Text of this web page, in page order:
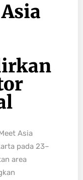
Asia
pada 23–
area